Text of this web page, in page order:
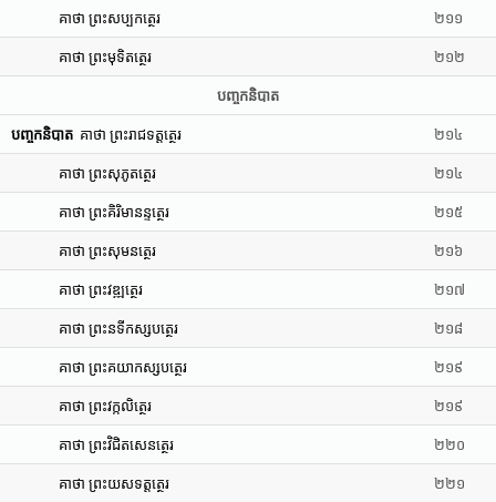
គាថា ព្រះសប្បកត្ថេរ ២១១
គាថា ព្រះមុទិតត្ថេរ ២១២
បញ្ចកនិបាត
បញ្ចកនិបាត គាថា ព្រះរាជទត្តត្ថេរ ២១៤
គាថា ព្រះសុភូតត្ថេរ ២១៤
គាថា ព្រះគិរិមានន្ទត្ថេរ ២១៥
គាថា ព្រះសុមនត្ថេរ ២១៦
គាថា ព្រះវឌ្ឍត្ថេរ ២១៧
គាថា ព្រះនទីកស្សបត្ថេរ ២១៨
គាថា ព្រះគយាកស្សបត្ថេរ ២១៩
គាថា ព្រះវក្កលិត្ថេរ ២១៩
គាថា ព្រះវិជិតសេនត្ថេរ ២២០
គាថា ព្រះយសទត្តត្ថេរ ២២១